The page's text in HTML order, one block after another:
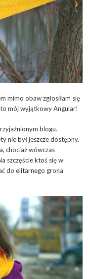
mimo obaw zgłosiłam się
mój wyjątkowy Angular!
blogu.
nie był jeszcze dostępny.
chociaż wówczas
szczęście ktoś się w
do elitarnego grona